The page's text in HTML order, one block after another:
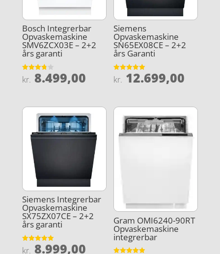
Bosch Integrerbar
Opvaskemaskine
SMV6ZCX03E – 2+2
års garanti
Vurderet
3.8
kr. 8.499,00
Siemens
Opvaskemaskine
SN65EX08CE – 2+2
års Garanti
Vurderet
5
kr. 12.699,00
Siemens Integrerbar
Opvaskemaskine
SX75ZX07CE – 2+2
års garanti
Vurderet
5
kr. 8.999,00
Gram OMI6240-90RT
Opvaskemaskine
integrerbar